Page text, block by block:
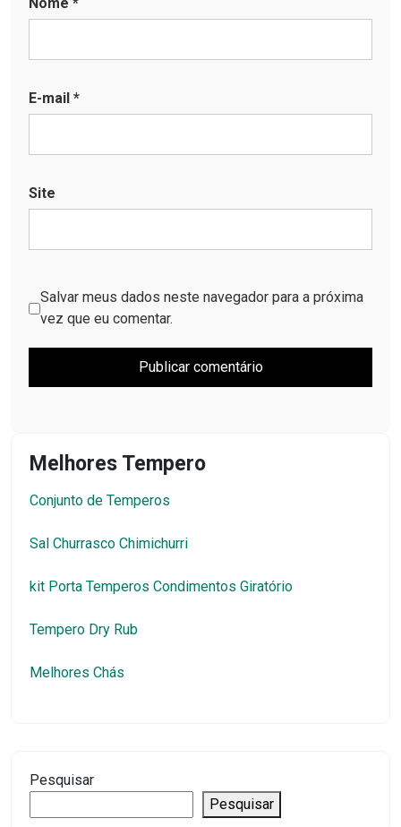
E-mail *
Site
Salvar meus dados neste navegador para a próxima
vez que eu comentar.
Melhores Tempero
Conjunto de Temperos
Sal Churrasco Chimichurri
kit Porta Temperos Condimentos Giratório
Tempero Dry Rub
Melhores Chás
Pesquisar
Pesquisar